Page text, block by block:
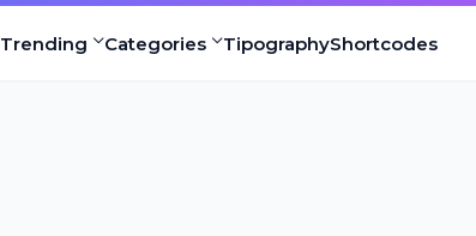
Trending Categories TipographyShortcodes